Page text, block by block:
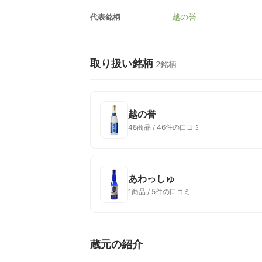
代表銘柄 越の誉
取り扱い銘柄 2銘柄
越の誉
48商品 / 46件の口コミ
あわっしゅ
1商品 / 5件の口コミ
蔵元の紹介